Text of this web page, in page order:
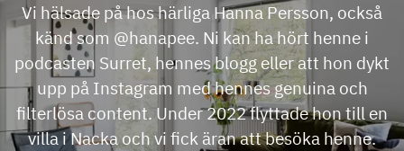
Vi hälsade på hos härliga Hanna Persson, också
känd som @hanapee. Ni kan ha hört henne i
podcasten Surret, hennes blogg eller att hon dykt
upp på Instagram med hennes genuina och
filterlösa content. Under 2022 flyttade hon till en
villa i Nacka och vi fick äran att besöka henne.